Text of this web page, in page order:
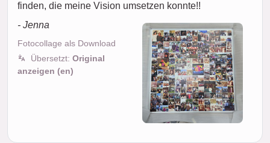
finden, die meine Vision umsetzen konnte!!
- Jenna
Fotocollage als Download
Übersetzt: Original
anzeigen (en)